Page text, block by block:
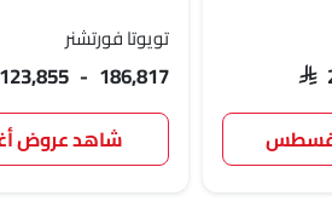
تويوتا فورتشنر
123,855 - 186,817
شاهد عروض